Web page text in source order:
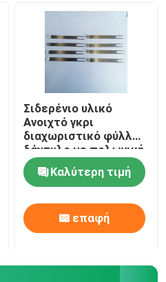
Σιδερένιο υλικό
Ανοιχτό γκρι
διαχωριστικό φύλλων
δάχτυλο με πολωνική
επεξεργασία
επιφάνειας για
μηχάνημα εκτύπωσης
όφσετ Heidelberg
GTO52
Καλύτερη τιμή
επαφή